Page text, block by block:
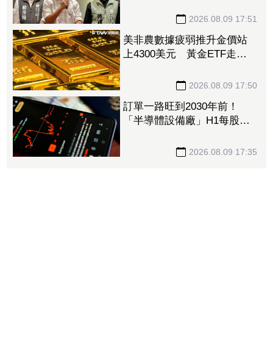
2026.08.09 17:51
美非農數據疲弱推升金價站
上4300美元 黃金ETF走強
2026.08.09 17:50
訂單一路旺到2030年前！
「半導體設備廠」H1每股賺
賺逾一個股本 2026.08.09 17:35